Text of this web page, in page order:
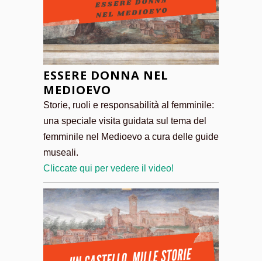
ESSERE DONNA NEL
MEDIOEVO
Storie, ruoli e responsabilità al femminile:
una speciale visita guidata sul tema del
femminile nel Medioevo a cura delle guide
museali.
Cliccate qui per vedere il video!